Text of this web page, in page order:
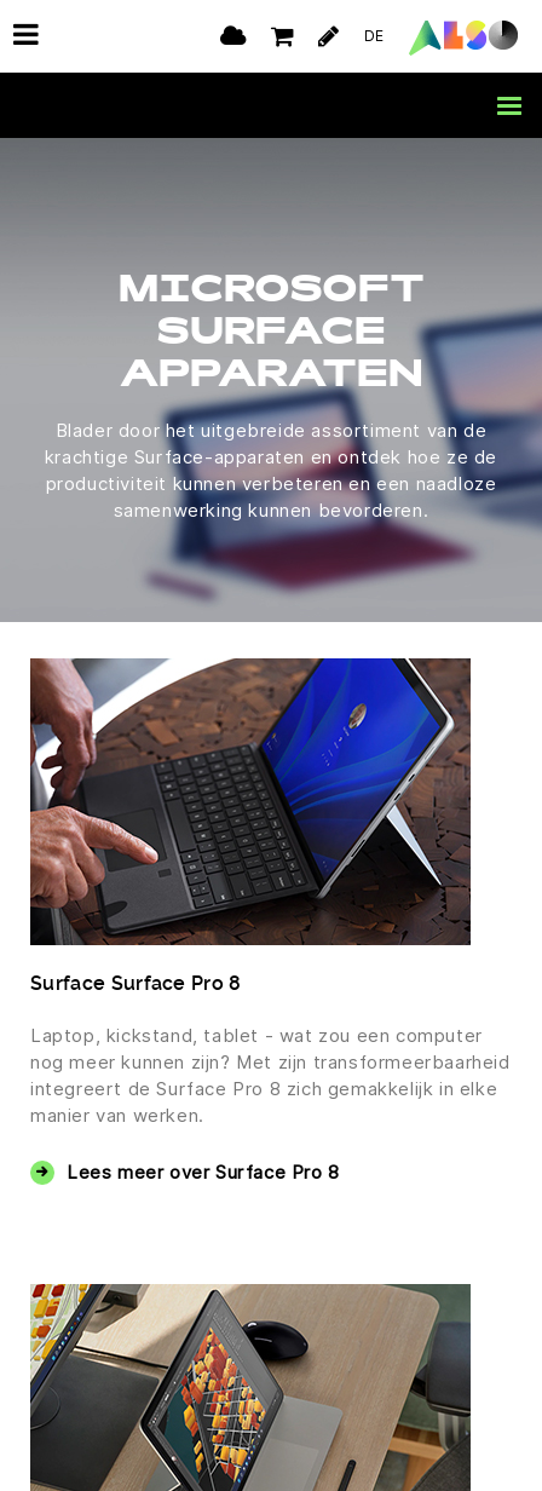
DE
MICROSOFT
SURFACE
APPARATEN
Blader door het uitgebreide assortiment van de
krachtige Surface-apparaten en ontdek hoe ze de
productiviteit kunnen verbeteren en een naadloze
samenwerking kunnen bevorderen.
Surface Surface Pro 8
Laptop, kickstand, tablet - wat zou een computer
nog meer kunnen zijn? Met zijn transformeerbaarheid
integreert de Surface Pro 8 zich gemakkelijk in elke
manier van werken.
Lees meer over Surface Pro 8